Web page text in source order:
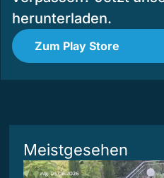
herunterladen.
Zum Play Store
Meistgesehen